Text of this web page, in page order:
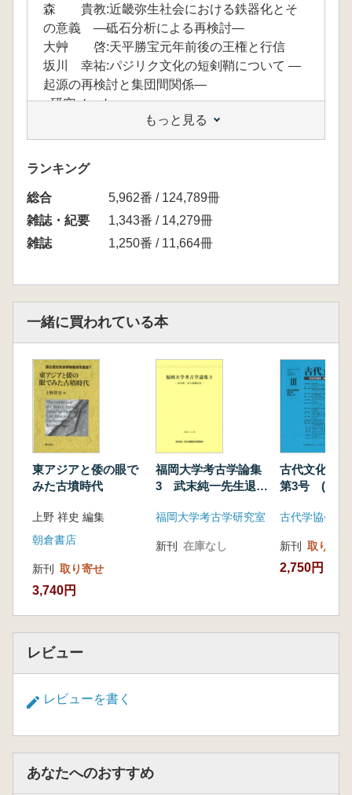
森 貴教:近畿弥生社会における鉄器化とそ
の意義 ―砥石分析による再検討―
大艸 啓:天平勝宝元年前後の王権と行信
坂川 幸祐:パジリク文化の短剣鞘について ―
起源の再検討と集団間関係―
<研究ノート>
豊田 裕章:後鳥羽上皇の水無瀬殿(水無瀬離宮)
における政務の裁定について
姚 晶晶:『諸道勘文 神鏡』所引『唐暦』
新出逸文について ―唐代の九鼎、渾天儀の制
度を中心に―
<註 釈>
山本みなみ:『小右記』註釈(20) 長和4年5月
森田 克行:高槻市の埋蔵文化財行政と摂津三
<追 悼>
坂本 翼:鈴木まどか先生を追悼して
<図版解説>
伊藤 宏幸:兵庫県淡路市舟木遺跡の調査成果
<書 評>
中野 高行:堀井佳代子著『平安前期対外姿勢
の研究』
山下 克明:中村士著『古代の星空を読み解
く キトラ古墳天文図とアジアの星図』
森岡 秀人:佐藤洋一郎編『日本のイネ品種
考 木簡からDNAまで』
二階堂善弘:船山徹著『仏教の聖者:史実と願望
の記録』
板垣 優河:名久井文明著『食べ物の民俗考古
学 木の実と調理道具』
もっと見る
ランキング
総合
5,962番 / 124,789冊
雑誌・紀要
1,343番 / 14,279冊
雑誌
1,250番 / 11,664冊
一緒に買われている本
東アジアと倭の眼で
みた古墳時代
上野 祥史 編集
朝倉書店
新刊 取り寄せ
3,740円
福岡大学考古学論集
3 武末純一先生退職
福岡大学考古学研究室
新刊 在庫なし
古代文化
第3号 (通巻
古代学協会
新刊 取り寄せ
2,750円
レビュー
レビューを書く
あなたへのおすすめ